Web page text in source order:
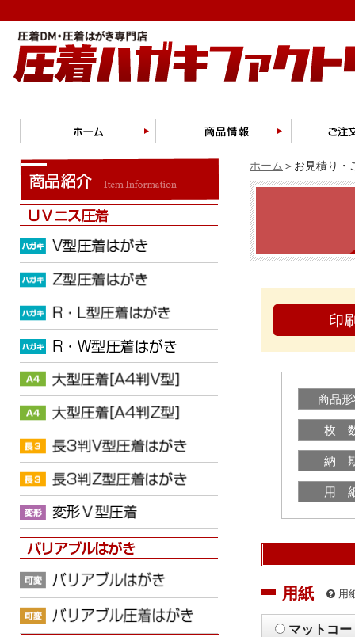
ホーム ＞お見積り・
印
商品
枚
納
用
用紙 用
マットコー